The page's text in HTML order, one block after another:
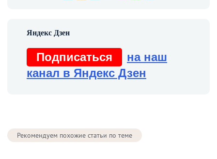
Подписаться
на наш
канал в Яндекс Дзен
Рекомендуем похожие статьи по теме